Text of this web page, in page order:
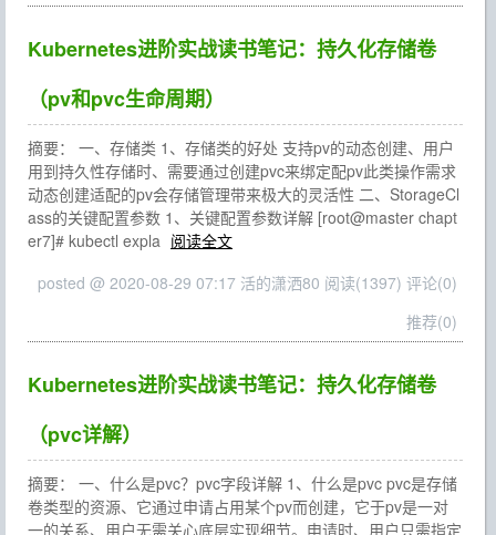
Kubernetes进阶实战读书笔记：持久化存储卷
（pv和pvc生命周期）
摘要： 一、存储类 1、存储类的好处 支持pv的动态创建、用户
用到持久性存储时、需要通过创建pvc来绑定配pv此类操作需求
动态创建适配的pv会存储管理带来极大的灵活性 二、StorageCl
ass的关键配置参数 1、关键配置参数详解 [root@master chapt
er7]# kubectl expla 阅读全文
posted @ 2020-08-29 07:17 活的潇洒80 阅读(1397) 评论(0)
推荐(0)
Kubernetes进阶实战读书笔记：持久化存储卷
（pvc详解）
摘要： 一、什么是pvc？pvc字段详解 1、什么是pvc pvc是存储
卷类型的资源、它通过申请占用某个pv而创建，它于pv是一对
一的关系、用户无需关心底层实现细节。申请时、用户只需指定